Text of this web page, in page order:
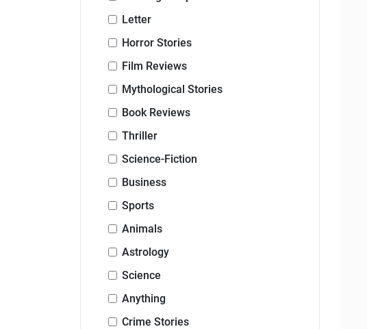
Letter
Horror Stories
Film Reviews
Mythological Stories
Book Reviews
Thriller
Science-Fiction
Business
Sports
Animals
Astrology
Science
Anything
Crime Stories